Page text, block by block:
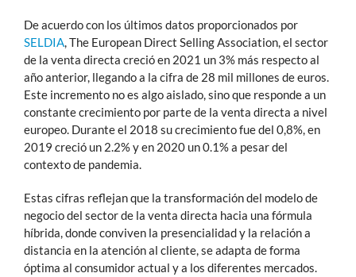
De acuerdo con los últimos datos proporcionados por
SELDIA, The European Direct Selling Association, el sector
de la venta directa creció en 2021 un 3% más respecto al
año anterior, llegando a la cifra de 28 mil millones de euros.
Este incremento no es algo aislado, sino que responde a un
constante crecimiento por parte de la venta directa a nivel
europeo. Durante el 2018 su crecimiento fue del 0,8%, en
2019 creció un 2.2% y en 2020 un 0.1% a pesar del
contexto de pandemia.
Estas cifras reflejan que la transformación del modelo de
negocio del sector de la venta directa hacia una fórmula
híbrida, donde conviven la presencialidad y la relación a
distancia en la atención al cliente, se adapta de forma
óptima al consumidor actual y a los diferentes mercados.